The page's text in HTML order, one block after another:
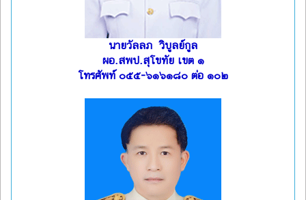
นายวัลลภ วิบูลย์กูล
ผอ.สพป.สุโขทัย เขต ๑
โทรศัพท์ ๐๕๕-๖๑๖๑๘๐ ต่อ ๑๐๒